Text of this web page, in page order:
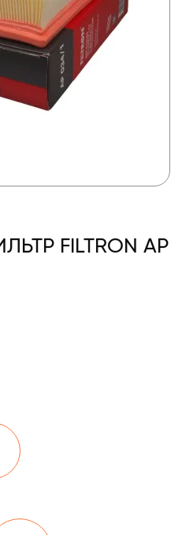
FILTRON AP